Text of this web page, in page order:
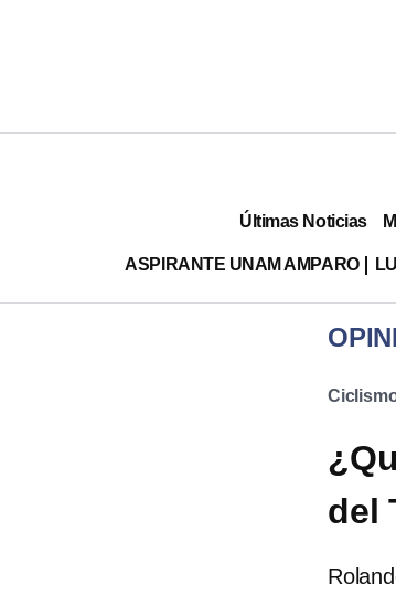
Últimas Noticias
ASPIRANTE UNAM AMPARO
del